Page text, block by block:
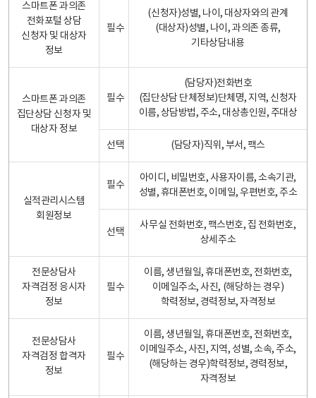
스마트폰 과의존
전화포털 상담
신청자 및 대상자
정보
필수
(신청자)성별, 나이, 대상자와의 관계
(대상자)성별, 나이, 과의존 종류,
기타상담내용
스마트폰 과의존
집단상담 신청자 및
대상자 정보
필수
(담당자)전화번호
(집단상담 단체정보)단체명, 지역, 신청자
이름, 상담방법, 주소, 대상총인원, 주대상
선택 (담당자)직위, 부서, 팩스
실적관리시스템
회원정보
필수
아이디, 비밀번호, 사용자이름, 소속기관,
성별, 휴대폰번호, 이메일, 우편번호, 주소
선택
사무실 전화번호, 팩스번호, 집 전화번호,
상세주소
전문상담사
자격검정 응시자
정보
필수
이름, 생년월일, 휴대폰번호, 전화번호,
이메일주소, 사진, (해당하는 경우)
학력정보, 경력정보, 자격정보
전문상담사
자격검정 합격자
정보
필수
이름, 생년월일, 휴대폰번호, 전화번호,
이메일주소, 사진, 지역, 성별, 소속, 주소,
(해당하는 경우)학력정보, 경력정보,
자격정보